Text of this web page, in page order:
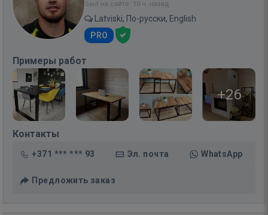
Был на сайте: 10 ч. назад
Latviski, По-русски, English
PRO
Примеры работ
+26
Контакты
+371 *** *** 93 Эл. почта WhatsApp
Предложить заказ